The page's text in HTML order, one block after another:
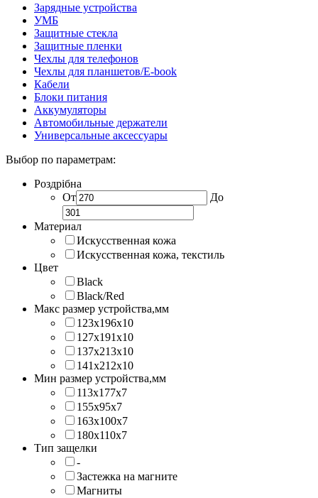
Зарядные устройства
УМБ
Защитные стекла
Защитные пленки
Чехлы для телефонов
Чехлы для планшетов/E-book
Кабели
Блоки питания
Аккумуляторы
Автомобильные держатели
Универсальные аксессуары
Выбор по параметрам:
Роздрібна
От
До
Материал
Искусственная кожа
Искусственная кожа, текстиль
Цвет
Black
Black/Red
Макс размер устройства,мм
123х196х10
127х191х10
137х213х10
141х212х10
Мин размер устройства,мм
113x177x7
155x95x7
163x100x7
180x110x7
Тип защелки
-
Застежка на магните
Магниты